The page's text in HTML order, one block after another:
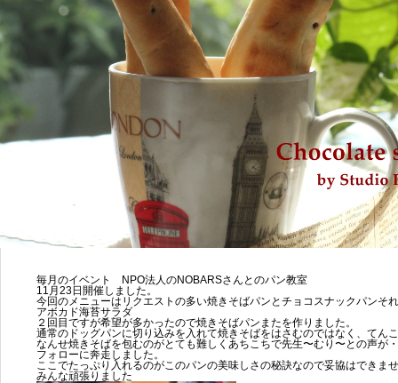
毎月のイベント NPO法人のNOBARSさんとのパン教室
11月23日開催しました。
今回のメニューはリクエストの多い焼きそばパンとチョコスナックパンそ
アボカド海苔サラダ
２回目ですが希望が多かったので焼きそばパンまたを作りました。
通常のドッグパンに切り込みを入れて焼きそばをはさむのではなく、てん
なんせ焼きそばを包むのがとても難しくあちこちで先生〜むり〜との声が
フォローに奔走しました。
ここでたっぷり入れるのがこのパンの美味しさの秘訣なので妥協はできま
みんな頑張りました